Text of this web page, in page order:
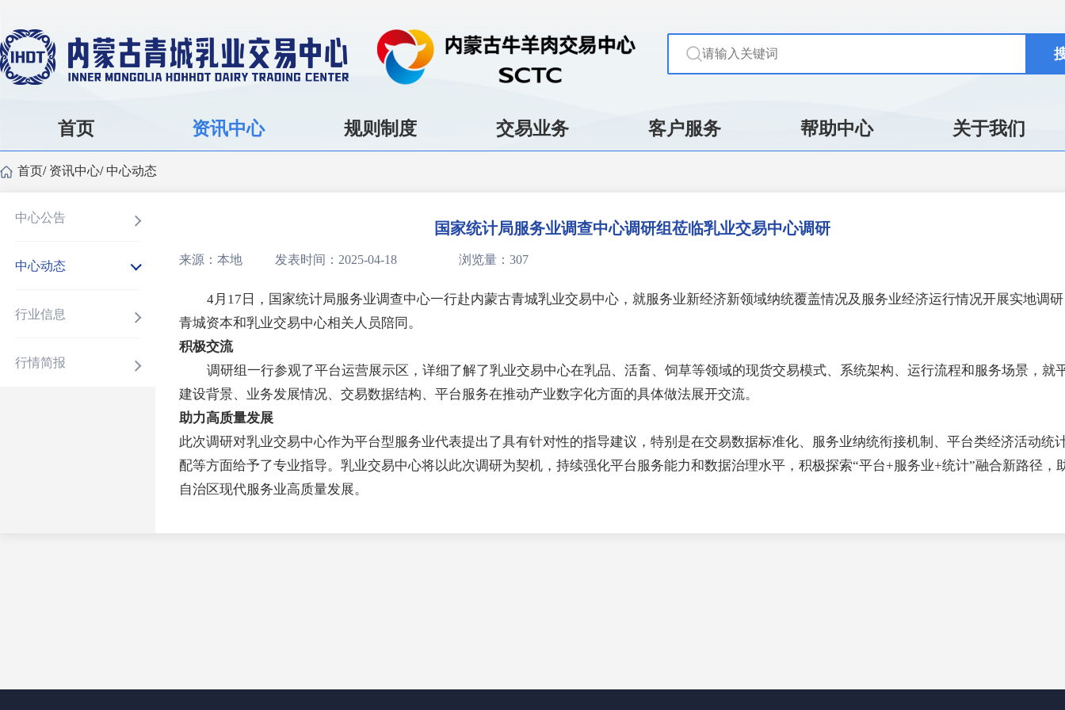
首页 资讯中心 规则制度 交易业务 客户服务 帮助中心 关于我们
首页/ 资讯中心/ 中心动态
中心公告
中心动态
行业信息
行情简报
国家统计局服务业调查中心调研组莅临乳业交易中心调研
来源：本地 发表时间：2025-04-18 浏览量：307
4月17日，国家统计局服务业调查中心一行赴内蒙古青城乳业交易中心，就服务业新经济新领域纳统覆盖情况及服务业经济运行情况开展实地调
青城资本和乳业交易中心相关人员陪同。
积极交流
调研组一行参观了平台运营展示区，详细了解了乳业交易中心在乳品、活畜、饲草等领域的现货交易模式、系统架构、运行流程和服务场景，就
建设背景、业务发展情况、交易数据结构、平台服务在推动产业数字化方面的具体做法展开交流。
助力高质量发展
此次调研对乳业交易中心作为平台型服务业代表提出了具有针对性的指导建议，特别是在交易数据标准化、服务业纳统衔接机制、平台类经济活动统
配等方面给予了专业指导。乳业交易中心将以此次调研为契机，持续强化平台服务能力和数据治理水平，积极探索“平台+服务业+统计”融合新路径，
自治区现代服务业高质量发展。